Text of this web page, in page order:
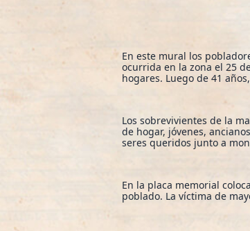
En este mural los
ocurrida en la zona el 25
hogares. Luego de 41
Los sobrevivientes de la
de hogar, jóvenes,
seres queridos junto a
En la placa memorial
poblado. La víctima de